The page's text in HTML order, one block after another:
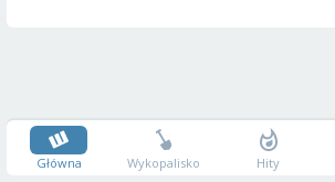
Główna Wykopalisko Hity